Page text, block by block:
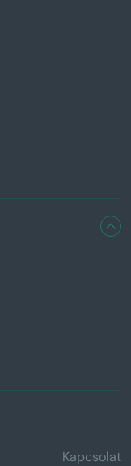
Kapcsolat